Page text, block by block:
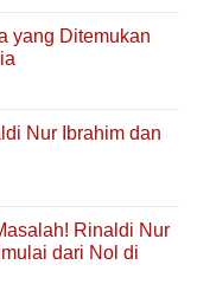
yang Ditemukan
Nur Ibrahim dan
Rinaldi Nur
dari Nol di